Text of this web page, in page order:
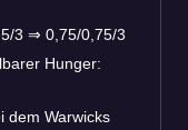
3 ⇒ 0,75/0,75/3
Hunger:
dem Warwicks